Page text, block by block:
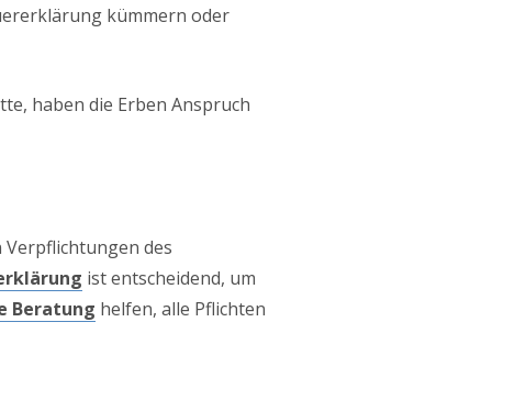
kümmern oder
haben die Erben Anspruch
des
ist entscheidend, um
Beratung helfen, alle Pflichten